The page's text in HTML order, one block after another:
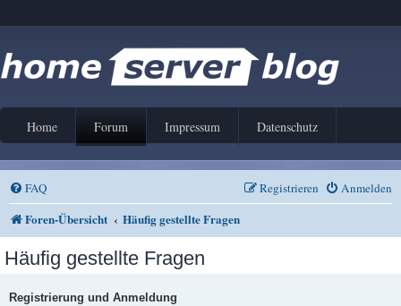
Home Forum Impressum Datenschutz
FAQ Anmelden
Registrieren
Foren-Übersicht Häufig gestellte Fragen
Häufig gestellte Fragen
Registrierung und Anmeldung